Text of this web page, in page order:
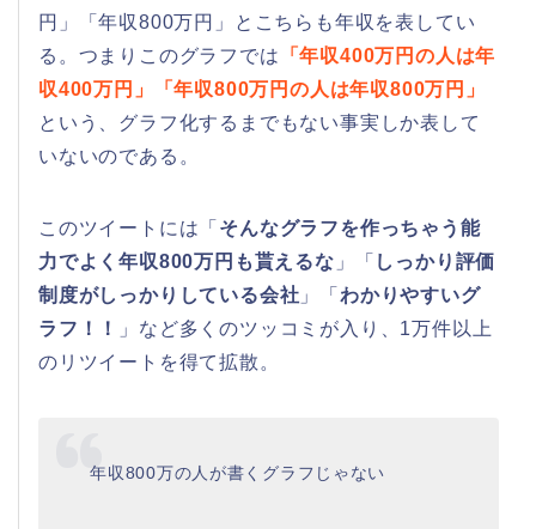
円」「年収800万円」とこちらも年収を表してい
る。つまりこのグラフでは 「年収400万円の人は年
収400万円」「年収800万円の人は年収800万円」
という、グラフ化するまでもない事実しか表して
いないのである。
このツイートには「 そんなグラフを作っちゃう能
力でよく年収800万円も貰えるな 」「 しっかり評価
制度がしっかりしている会社 」「 わかりやすいグ
ラフ！！
」など多くのツッコミが入り、1万件以上
のリツイートを得て拡散。
年収800万の人が書くグラフじゃない